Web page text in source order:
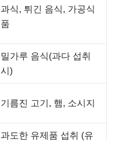
과식, 튀긴 음식, 가공식
품
밀가루 음식(과다 섭취
시)
기름진 고기, 햄, 소시지
과도한 유제품 섭취 (유